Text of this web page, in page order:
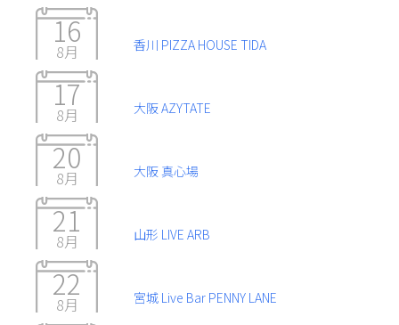
16
8月 香川 PIZZA HOUSE TIDA
17
8月 大阪 AZYTATE
20
8月 大阪 真心場
21
8月 山形 LIVE ARB
22
8月 宮城 Live Bar PENNY LANE